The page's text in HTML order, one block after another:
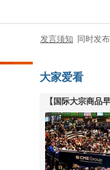
发言须知 同时发
大家爱看
【国际大宗商品
下跌